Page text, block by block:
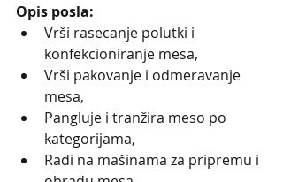
Opis posla:
Vrši rasecanje polutki i
konfekcioniranje mesa,
Vrši pakovanje i odmeravanje
mesa,
Pangluje i tranžira meso po
kategorijama,
Radi na mašinama za pripremu i